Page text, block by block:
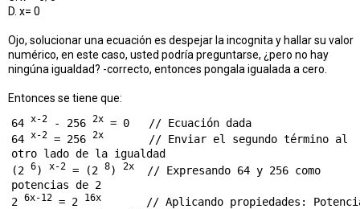
D. x= 0
Ojo, solucionar una ecuación es despejar la incognita y hallar su valor
numérico, en este caso, usted podría preguntarse, ¿pero no hay
ningúna igualdad? -correcto, entonces pongala igualada a cero.
Entonces se tiene que:
64
x-2 - 256 2x = 0   // Ecuación dada
64 x-2 = 256 2x
       // Enviar el segundo término al
otro lado de la igualdad
(2 6) x-2 = (2 8) 2x
  // Expresando 64 y 256 como
potencias de 2
2 6x-12 = 2 16x
// Aplicando propiedades: